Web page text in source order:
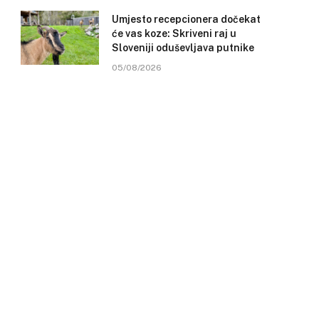
Umjesto recepcionera dočekat
će vas koze: Skriveni raj u
Sloveniji oduševljava putnike
05/08/2026